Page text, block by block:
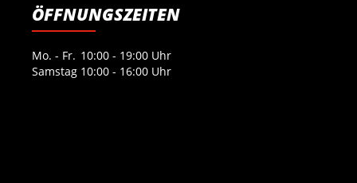
ÖFFNUNGSZEITEN
Mo. - Fr. 10:00 - 19:00 Uhr
Samstag 10:00 - 16:00 Uhr